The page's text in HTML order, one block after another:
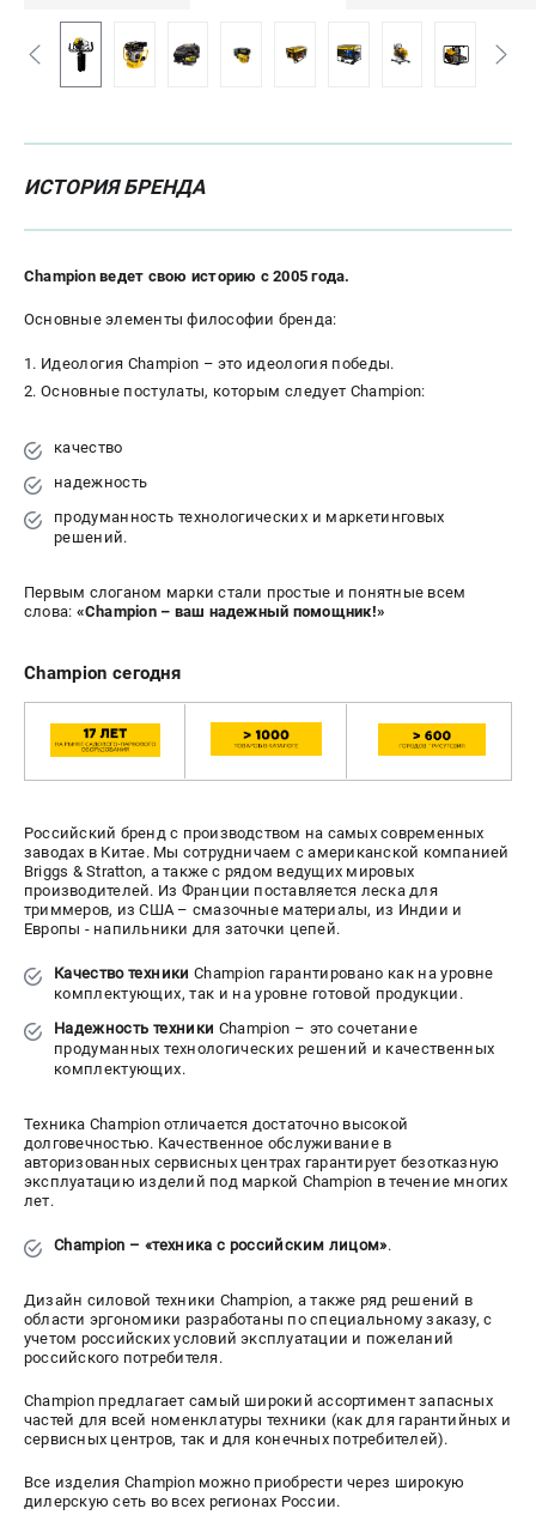
Новости
Юридическим лицам
Как нас найти
Генераторы электричества
Двигатели
Запасные части
Мотопомпы
Принадлежности и акссесуары
Сварочное оборудование
Станки
Строительная техника
ТЕЛЕФОН (САНКТ-ПЕТЕРБУРГ)
+7 (812) 448-13-08
Информация размещённая на сайте не является публичной
проспект Александровской Фермы, 29АЛ
8 (812) 748-27-58
8 (800) 550-70-46
Режим работы колл-центра:
пн-пт - с 9:00 до 18:00
вс - выходной
+7 (8112) 59-12-69
zakaz@championmarket.ru
ИСТОРИЯ БРЕНДА
Champion ведет свою историю с 2005 года.
Основные элементы философии бренда:
Идеология Champion – это идеология победы.
Основные постулаты, которым следует Champion:
качество
надежность
продуманность технологических и маркетинговых
решений.
Первым слоганом марки стали простые и понятные всем
слова: «Champion – ваш надежный помощник!»
Champion сегодня
Российский бренд с производством на самых современных
заводах в Китае. Мы сотрудничаем с американской компанией
Briggs & Stratton, а также с рядом ведущих мировых
производителей. Из Франции поставляется леска для
триммеров, из США – смазочные материалы, из Индии и
Европы - напильники для заточки цепей.
Качество техники Champion гарантировано как на уровне
комплектующих, так и на уровне готовой продукции.
Надежность техники Champion – это сочетание
продуманных технологических решений и качественных
комплектующих.
Техника Champion отличается достаточно высокой
долговечностью. Качественное обслуживание в
авторизованных сервисных центрах гарантирует безотказную
эксплуатацию изделий под маркой Champion в течение многих
лет.
Champion – «техника с российским лицом».
Дизайн силовой техники Champion, а также ряд решений в
области эргономики разработаны по специальному заказу, с
учетом российских условий эксплуатации и пожеланий
российского потребителя.
Champion предлагает самый широкий ассортимент запасных
частей для всей номенклатуры техники (как для гарантийных и
сервисных центров, так и для конечных потребителей).
Все изделия Champion можно приобрести через широкую
дилерскую сеть во всех регионах России.